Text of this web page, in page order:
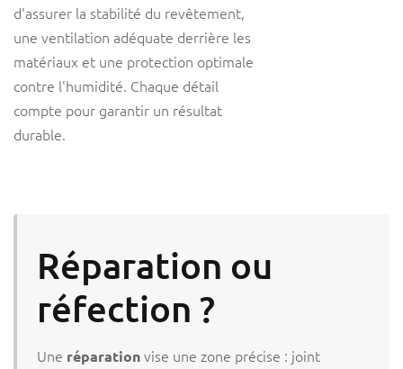
d'assurer la stabilité du revêtement,
une ventilation adéquate derrière les
matériaux et une protection optimale
contre l'humidité. Chaque détail
compte pour garantir un résultat
durable.
Réparation ou
réfection ?
Une réparationvise une zone précise : joint